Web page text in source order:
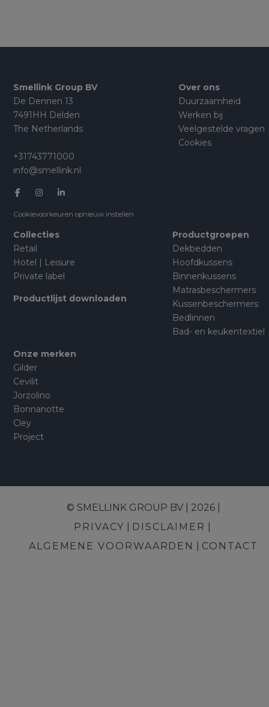
Smellink Group BV
De Dennen 13
7491HH Delden
The Netherlands
+31743771000
info@smellink.nl
Cookievoorkeuren opnieuw instellen
Over ons
Duurzaamheid
Werken bij
Veelgestelde vragen
Cookies
Collecties
Retail
Hotel | Leisure
Private label
Productlijst downloaden
Productgroepen
Dekbedden
Hoofdkussens
Binnenkussens
Matrasbeschermers
Kussenbeschermers
Bedlinnen
Bad- en keukentextiel
Onze merken
Gilder
Cevilit
Jorzolino
Bonnanotte
Cley
Project
© SMELLINK GROUP BV | 2026 |
PRIVACY
DISCLAIMER
ALGEMENE VOORWAARDEN
CONTACT